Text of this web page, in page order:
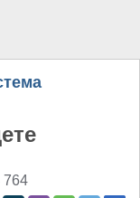
764